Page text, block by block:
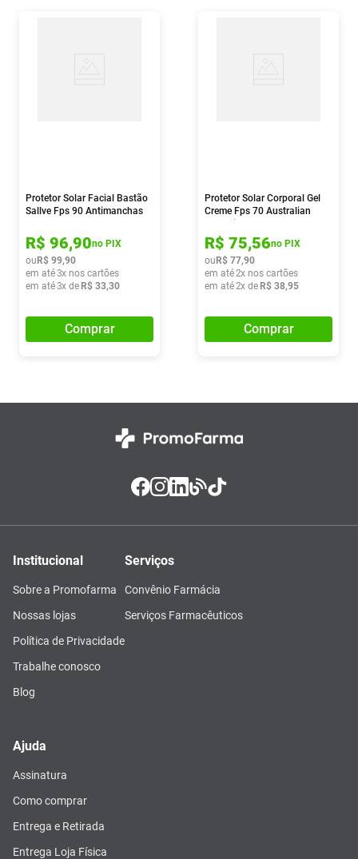
Protetor Solar Facial Bastão
Sallve Fps 90 Antimanchas
R$ 96,90no PIX
ou R$ 99,90
em até3x nos cartões
em até3x de R$ 33,30
Comprar
Protetor Solar Corporal Gel
Creme Fps 70 Australian
R$ 75,56no PIX
ou R$ 77,90
em até2x nos cartões
em até2x de R$ 38,95
Comprar
Institucional
Sobre a Promofarma
Nossas lojas
Política de Privacidade
Trabalhe conosco
Blog
Serviços
Convênio Farmácia
Serviços Farmacêuticos
Ajuda
Assinatura
Como comprar
Entrega e Retirada
Entrega Loja Física